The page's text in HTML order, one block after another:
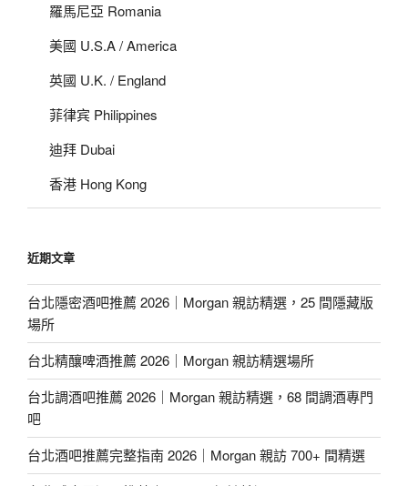
羅馬尼亞 Romania
美國 U.S.A / America
英國 U.K. / England
菲律宾 Philippines
迪拜 Dubai
香港 Hong Kong
近期文章
台北隱密酒吧推薦 2026｜Morgan 親訪精選，25 間隱藏版
場所
台北精釀啤酒推薦 2026｜Morgan 親訪精選場所
台北調酒吧推薦 2026｜Morgan 親訪精選，68 間調酒專門
吧
台北酒吧推薦完整指南 2026｜Morgan 親訪 700+ 間精選